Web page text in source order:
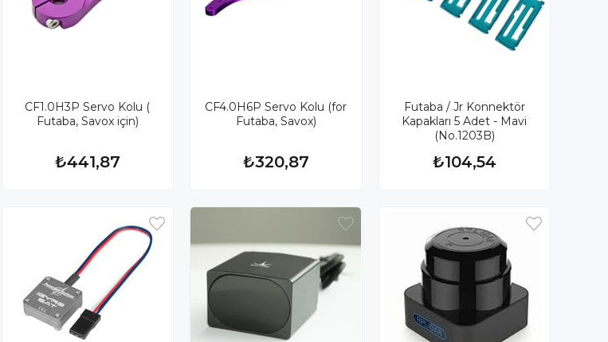
CF1.0H3P Servo Kolu (
Futaba, Savox için)
₺441,87
CF4.0H6P Servo Kolu (for
Futaba, Savox)
₺320,87
Futaba / Jr Konnektör
Kapakları 5 Adet - Mavi
(No.1203B)
₺104,54